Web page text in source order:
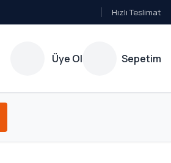
Hızlı Teslimat
Üye Ol Sepetim